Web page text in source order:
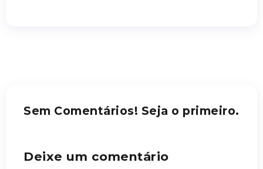
Sem Comentários! Seja o primeiro.
Deixe um comentário